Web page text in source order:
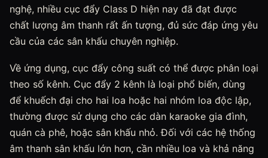
nghệ, nhiều cục đẩy Class D hiện nay đã đạt được
chất lượng âm thanh rất ấn tượng, đủ sức đáp ứng yêu
cầu của các sân khấu chuyên nghiệp.
Về ứng dụng, cục đẩy công suất có thể được phân loại
theo số kênh. Cục đẩy 2 kênh là loại phổ biến, dùng
để khuếch đại cho hai loa hoặc hai nhóm loa độc lập,
thường được sử dụng cho các dàn karaoke gia đình,
quán cà phê, hoặc sân khấu nhỏ. Đối với các hệ thống
âm thanh sân khấu lớn hơn, cần nhiều loa và khả năng